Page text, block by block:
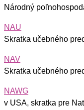
Národný
NAU
Skratka učebného
NAV
Skratka učebného
NAWG
v USA, skratka pre